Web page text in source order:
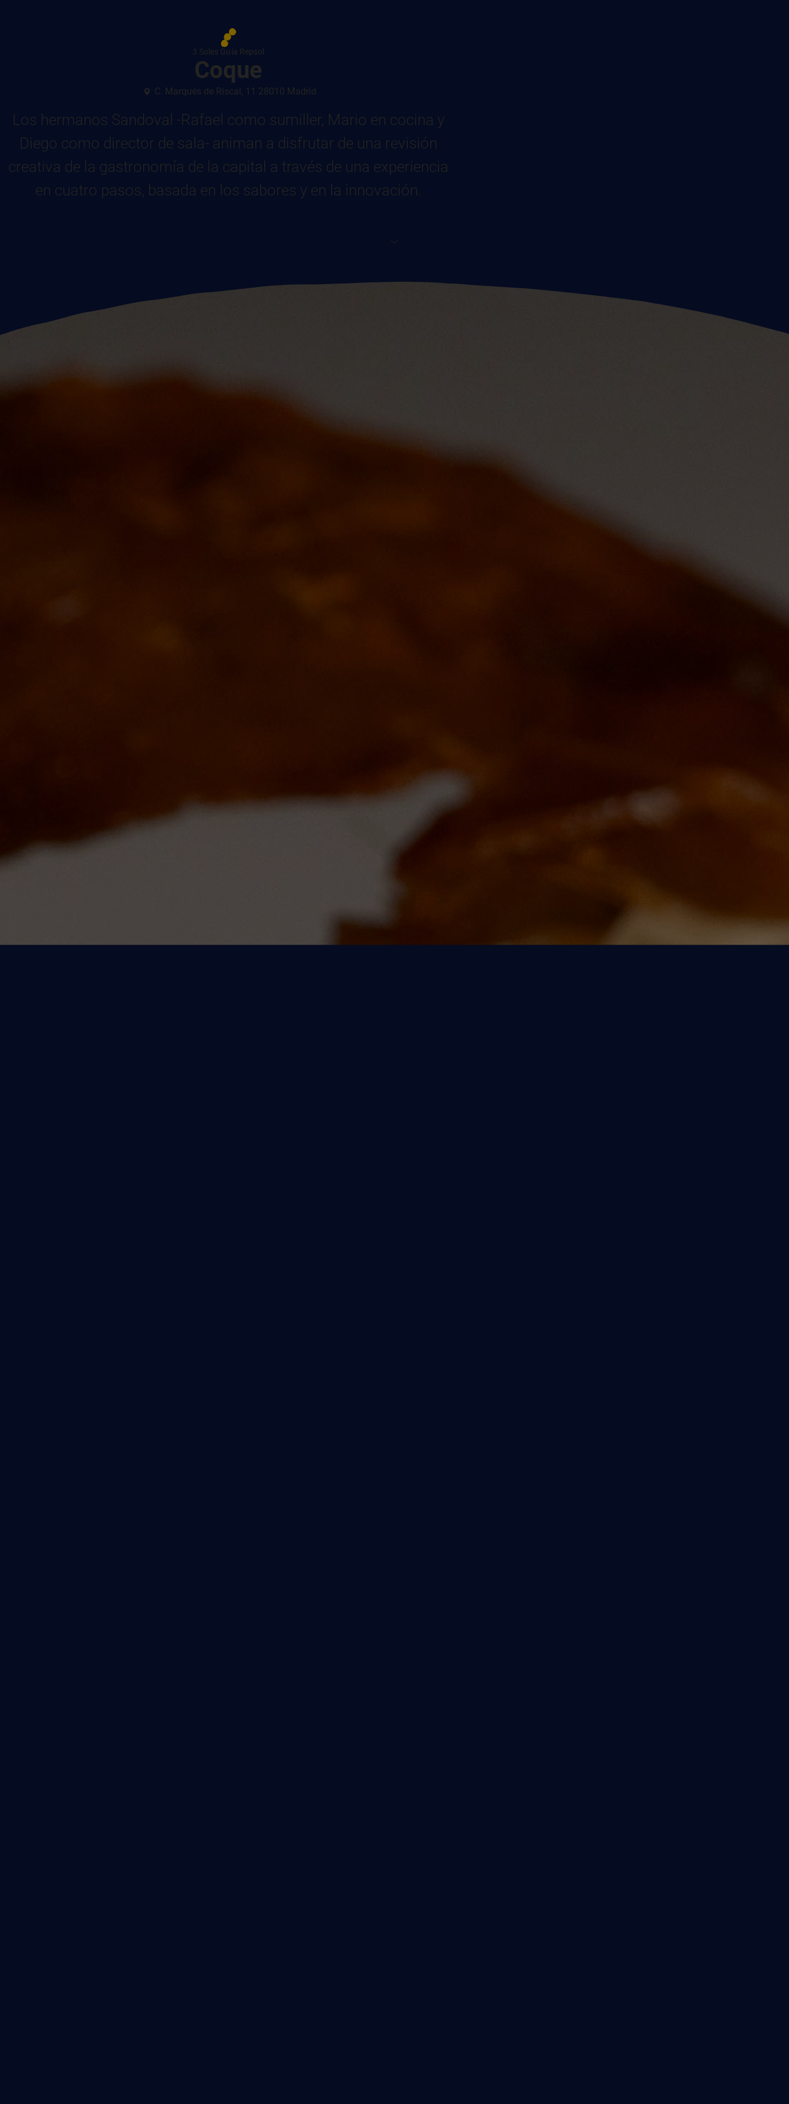
3 Soles Guía Repsol
Coque
C. Marqués de Riscal, 11 28010 Madrid
Los hermanos Sandoval -Rafael como sumiller, Mario en cocina y
Diego como director de sala- animan a disfrutar de una revisión
creativa de la gastronomía de la capital a través de una experiencia
en cuatro pasos, basada en los sabores y en la innovación.